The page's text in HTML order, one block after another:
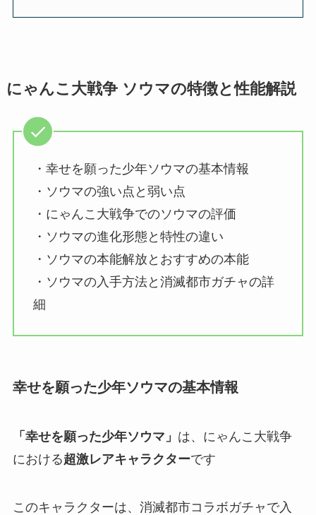
にゃんこ大戦争 ソウマの特徴と性能解説
・幸せを願った少年ソウマの基本情報
・ソウマの強い点と弱い点
・にゃんこ大戦争でのソウマの評価
・ソウマの進化形態と特性の違い
・ソウマの本能解放とおすすめの本能
・ソウマの入手方法と消滅都市ガチャの詳
細
幸せを願った少年ソウマの基本情報
「幸せを願った少年ソウマ」 は、にゃんこ大戦争
における超激レアキャラクターです
このキャラクターは、消滅都市コラボガチャで入